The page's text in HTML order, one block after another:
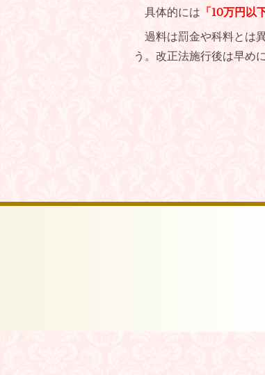
具体的には 「10万円以
過料は罰金や科料とは
う。改正法施行後は早め